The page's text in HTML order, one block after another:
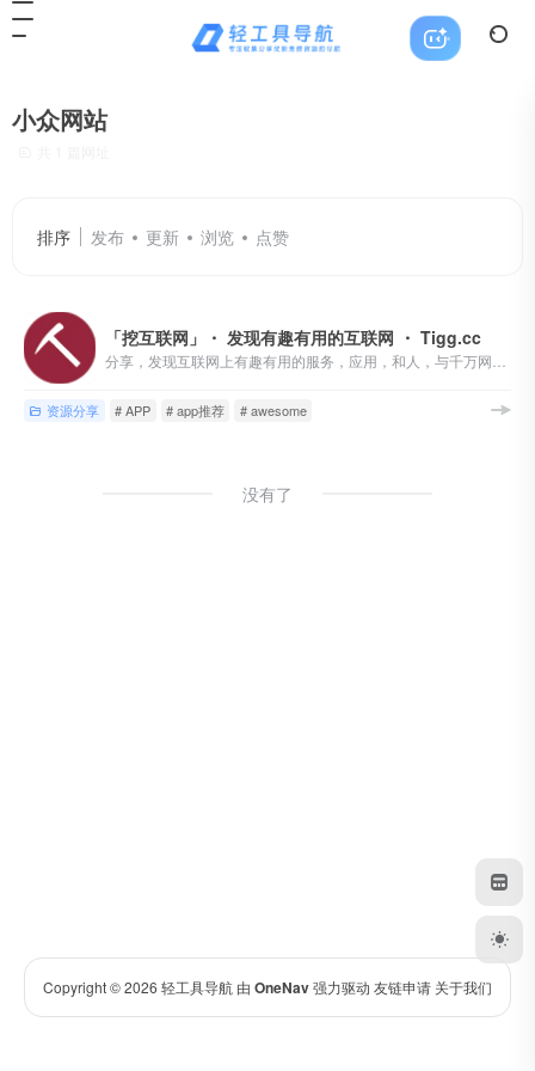
小众网站
排序 发布 更新 浏览 点赞
「挖互联网」・ 发现有趣有用的互联网 ・ Tigg.cc
资源分享 # APP # app推荐 # awesome
没有了
Copyright © 2026 轻工具导航 由 OneNav强力驱动 友链申请 关于我们